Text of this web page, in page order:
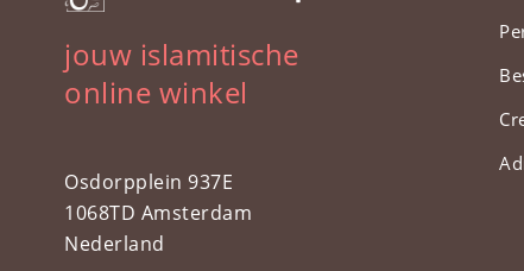
jouw islamitische
online winkel
Osdorpplein 937E
1068TD Amsterdam
Nederland